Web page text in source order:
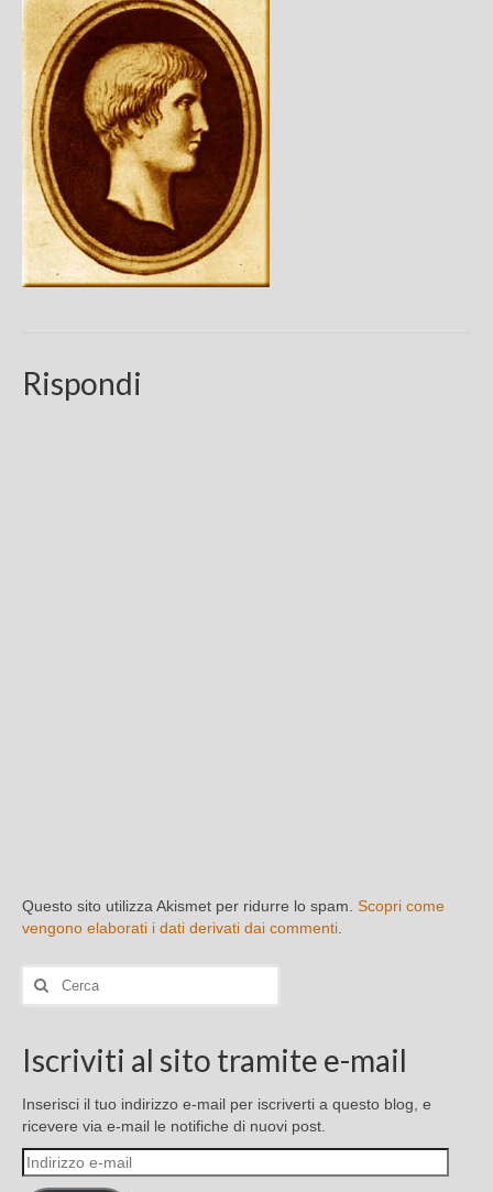
Chi sono
FAQ
Contatti
Rispondi
Questo sito utilizza Akismet per ridurre lo spam. Scopri come
vengono elaborati i dati derivati dai commenti
Cerca:
Iscriviti al sito tramite e-mail
Inserisci il tuo indirizzo e-mail per iscriverti a questo blog, e
ricevere via e-mail le notifiche di nuovi post.
Indirizzo
e-